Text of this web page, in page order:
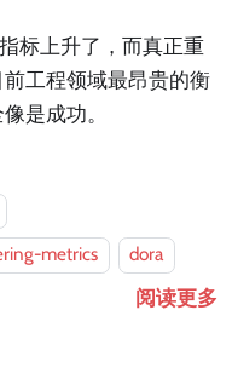
标上升了，而真正重
工程领域最昂贵的衡
是成功。
metrics dora
阅读更多